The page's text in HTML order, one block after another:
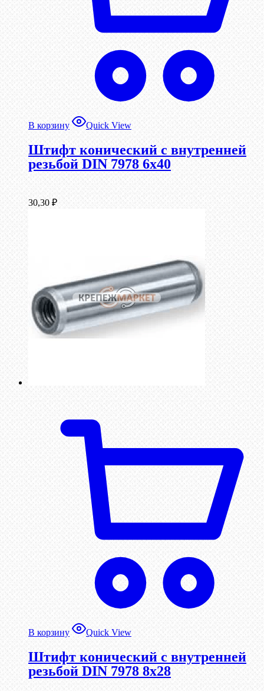
В корзину Quick View
Штифт конический с внутренней
резьбой DIN 7978 6х40
30,30 ₽
В корзину Quick View
Штифт конический с внутренней
резьбой DIN 7978 8х28